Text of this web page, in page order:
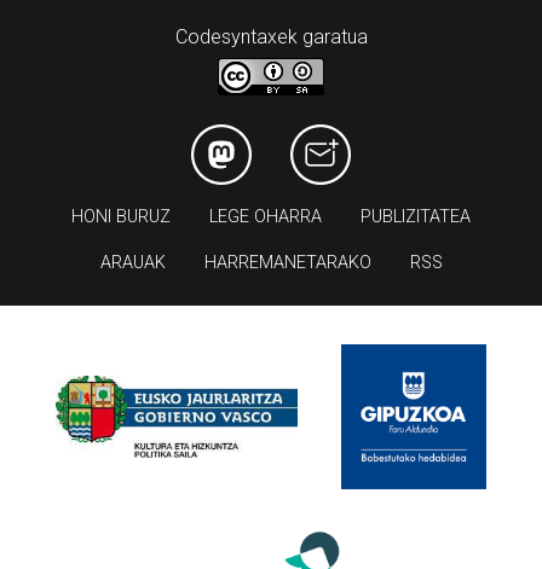
Codesyntaxek garatua
HONI BURUZ LEGE OHARRA PUBLIZITATEA
ARAUAK HARREMANETARAKO RSS